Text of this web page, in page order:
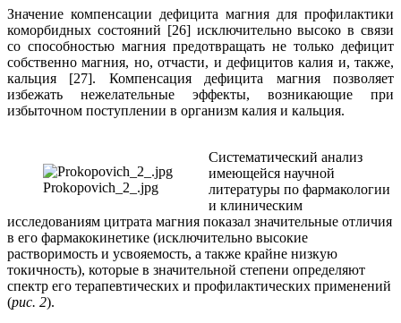
Значение компенсации дефицита магния для профилактики
коморбидных состояний [26] исключительно высоко в связи
со способностью магния предотвращать не только дефицит
собственно магния, но, отчасти, и дефицитов калия и, также,
кальция [27]. Компенсация дефицита магния позволяет
избежать нежелательные эффекты, возникающие при
избыточном поступлении в организм калия и кальция.
Prokopovich_2_.jpg
Систематический анализ
имеющейся научной
литературы по фармакологии
и клиническим
исследованиям цитрата магния показал значительные отличия
в его фармакокинетике (исключительно высокие
растворимость и усвояемость, а также крайне низкую
токичность), которые в значительной степени определяют
спектр его терапевтических и профилактических применений
(рис. 2).